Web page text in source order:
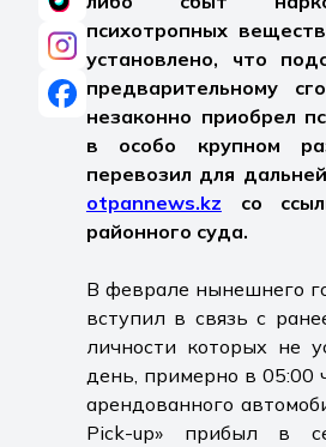
психотропных
установлено, что
предварительному
незаконно приобрел
в особо крупном
перевозил для
otpannews.kz со
районного суда.
В феврале нынешнего
вступил в связь с
личности которых не
день, примерно в 05:00
арендованного
Pick-up» прибыл в